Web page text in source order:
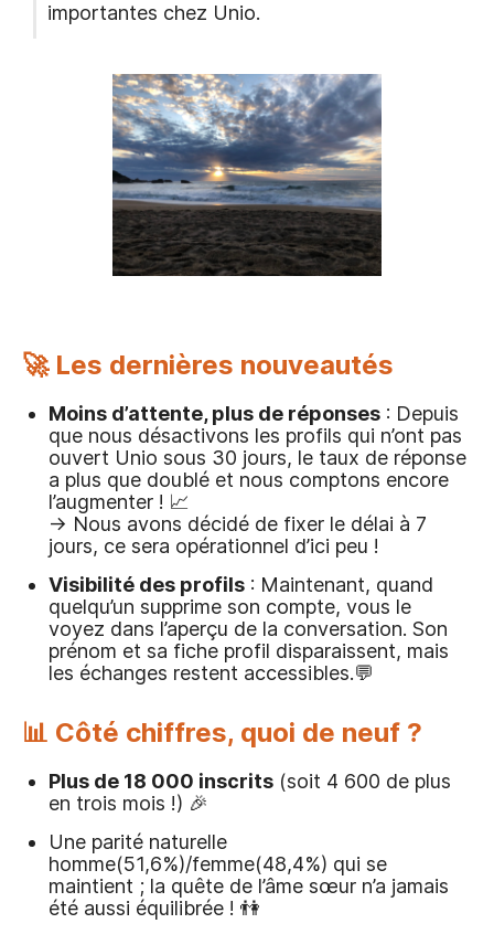
importantes chez Unio.
🚀 Les dernières nouveautés
Moins d’attente, plus de réponses : Depuis
que nous désactivons les profils qui n’ont pas
ouvert Unio sous 30 jours, le taux de réponse
a plus que doublé et nous comptons encore
l’augmenter ! 📈
→ Nous avons décidé de fixer le délai à 7
jours, ce sera opérationnel d’ici peu !
Visibilité des profils : Maintenant, quand
quelqu’un supprime son compte, vous le
voyez dans l’aperçu de la conversation. Son
prénom et sa fiche profil disparaissent, mais
les échanges restent accessibles.💬
📊 Côté chiffres, quoi de neuf ?
Plus de 18 000 inscrits (soit 4 600 de plus
en trois mois !) 🎉
Une parité naturelle
homme(51,6%)/femme(48,4%) qui se
maintient ; la quête de l’âme sœur n’a jamais
été aussi équilibrée ! 👫